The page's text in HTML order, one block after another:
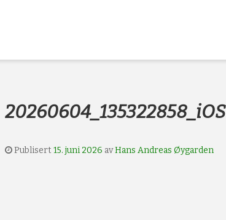
20260604_135322858_iOS
Publisert 15. juni 2026 avHans Andreas Øygarden